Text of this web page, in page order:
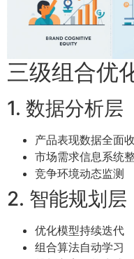
三级组合优
1. 数据分析层
产品表现数据全面
市场需求信息系统
竞争环境动态监测
2. 智能规划层
优化模型持续迭代
组合算法自动学习